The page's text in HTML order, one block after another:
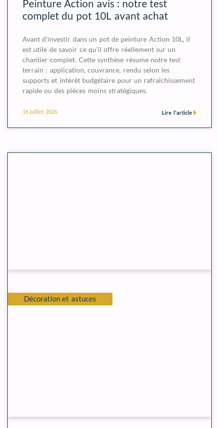
Peinture Action avis : notre test
complet du pot 10L avant achat
Avant d’investir dans un pot de peinture Action 10L, il
est utile de savoir ce qu’il offre réellement sur un
chantier complet. Cette synthèse résume notre test
terrain : application, couvrance, rendu selon les
supports et intérêt budgétaire pour un rafraîchissement
rapide ou des pièces moins stratégiques.
Lire l'article
16 juillet 2026
Décoration et astuces